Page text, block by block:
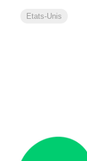
Etats-Unis